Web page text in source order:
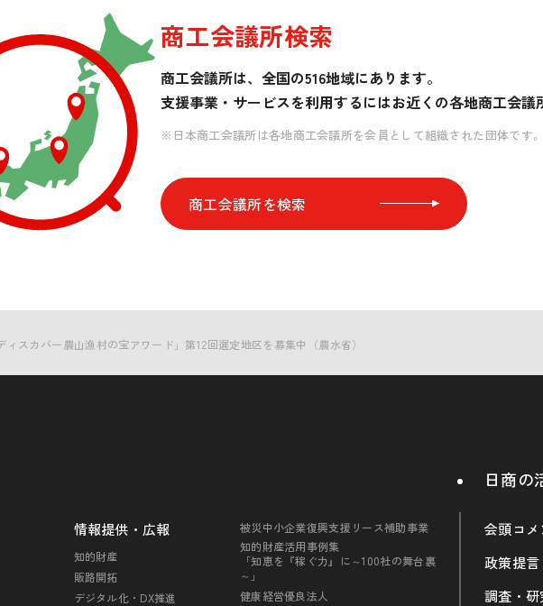
商工会議所検索
商工会議所は、全国の516地域にあります。
支援事業・サービスを利用するにはお近くの各地商工会議
※日本商工会議所は各地商工会議所を会員として組織された団体です。
商工会議所を検索
ディスカバー農山漁村の宝アワード」第12回選定地区を募集中（農水省）
情報提供・広報
知的財産
販路開拓
デジタル化・DX推進
被災中小企業復興支援リース補助事業
知的財産活用事例集
「知恵を『稼ぐ力』に～100社の舞台裏
～」
健康経営優良法人
日商の
会頭コメ
政策提言
調査・研